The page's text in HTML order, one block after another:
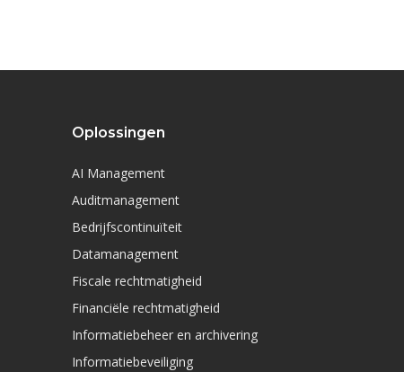
Oplossingen
AI Management
Auditmanagement
Bedrijfscontinuïteit
Datamanagement
Fiscale rechtmatigheid
Financiële rechtmatigheid
Informatiebeheer en archivering
Informatiebeveiliging